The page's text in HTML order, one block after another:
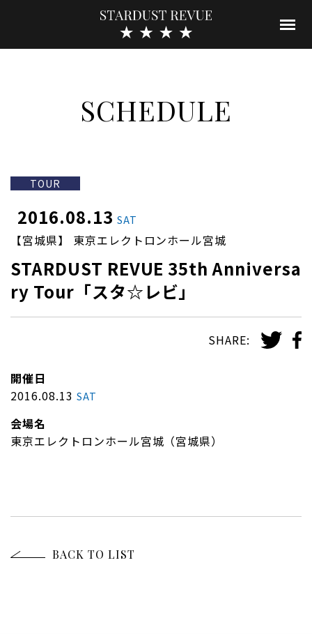
SCHEDULE
TOUR
2016.08.13 SAT
【宮城県】 東京エレクトロンホール宮城
STARDUST REVUE 35th Anniversa
ry Tour「スタ☆レビ」
SHARE:
開催日
2016.08.13 SAT
会場名
東京エレクトロンホール宮城（宮城県）
BACK TO LIST